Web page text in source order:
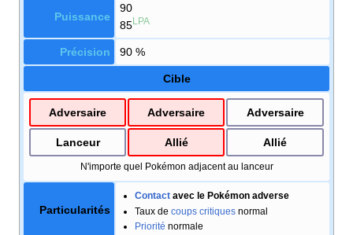
Puissance
90
85 LPA
Précision 90 %
Cible
Adversaire Adversaire Adversaire
Lanceur Allié Allié
N'importe quel Pokémon adjacent au lanceur
Particularités
Contactavec le Pokémon adverse
Taux de coups critiquesnormal
Priorité normale